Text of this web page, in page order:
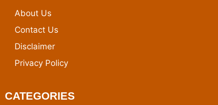
About Us
Contact Us
Disclaimer
Privacy Policy
CATEGORIES